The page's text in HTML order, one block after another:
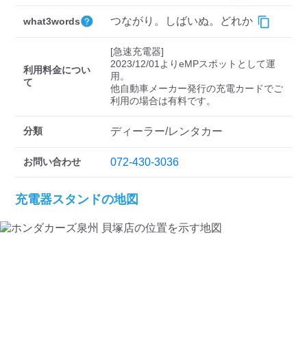
中速-20kW-以上 急速-44kW-以上
what3words つながり。しばいぬ。どれか
利用料金につい
て
[急速充電器]
2023/12/01よりeMPスポットとして運
用。
他自動車メーカー発行の充電カードでご
分類 ディーラー/レンタカー
お問い合わせ 072-430-3036
充電器スタンドの地図